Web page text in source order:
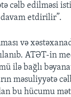
cəlb edilməsi
etdirilir”.
və
ATƏT-in
ilə bağlı
məsuliyyətə
bu hücumu